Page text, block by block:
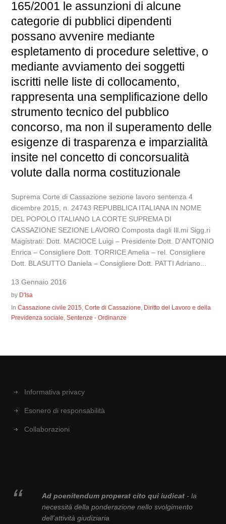
165/2001 le assunzioni di alcune
categorie di pubblici dipendenti
possano avvenire mediante
espletamento di procedure selettive, o
mediante avviamento dei soggetti
iscritti nelle liste di collocamento,
rappresenta una semplificazione dello
strumento tecnico del pubblico
concorso, ma non il superamento delle
esigenze di trasparenza e imparzialità
insite nel concetto di concorsualità
volute dalla norma costituzionale
Suprema Corte di Cassazione sezione lavoro sentenza 4
dicembre 2015, n. 24743 REPUBBLICA ITALIANA IN NOME
DEL POPOLO ITALIANO LA CORTE SUPREMA DI
CASSAZIONE SEZIONE LAVORO Composta dagli Ill.mi Sigg.ri
Magistrati: Dott. MACIOCE Luigi – Presidente Dott. D’ANTONIO
Enrica – Consigliere Dott. TORRICE Amelia – rel. Consigliere
Dott. BLASUTTO Daniela – Consigliere Dott. PATTI Adriano...
13 Gennaio 2016
by D'Isa
InCassazione civile 2015,Corte di Cassazione, Diritto del Lavoro e della
Previdenza sociale,Sentenze - Ordinanze
Informativa privacy
Esonero di responsabilità
Collaborazioni
Ad poenitendum properat cito qui iudicat- la
necessità della ponderazione nello svolgimento
dell'attività giudiziaria